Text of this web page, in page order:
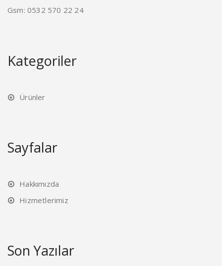
Gsm: 0532 570 22 24
Kategoriler
Ürünler
Sayfalar
Hakkımızda
Hizmetlerimiz
Son Yazılar